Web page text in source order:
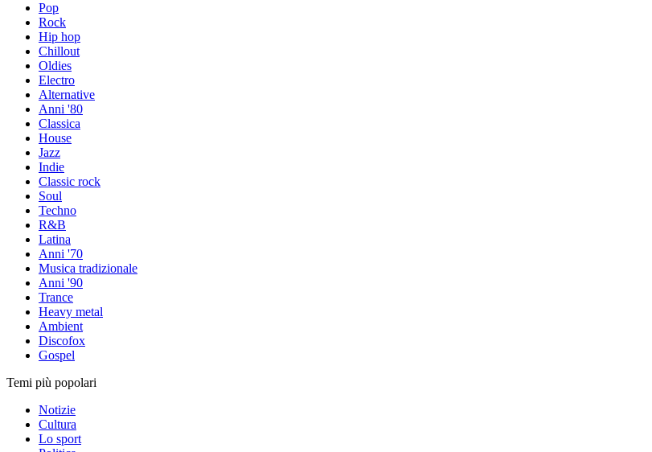
Pop
Rock
Hip hop
Chillout
Oldies
Electro
Alternative
Anni '80
Classica
House
Jazz
Indie
Classic rock
Soul
Techno
R&B
Latina
Anni '70
Musica tradizionale
Anni '90
Trance
Heavy metal
Ambient
Discofox
Gospel
Temi più popolari
Notizie
Cultura
Lo sport